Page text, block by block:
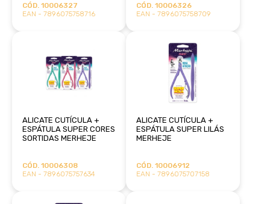
CÓD. 10006327
EAN - 7896075758716
CÓD. 10006326
EAN - 7896075758709
ALICATE CUTÍCULA +
ESPÁTULA SUPER CORES
SORTIDAS MERHEJE
CÓD. 10006308
EAN - 7896075757634
ALICATE CUTÍCULA +
ESPÁTULA SUPER LILÁS
MERHEJE
CÓD. 10006912
EAN - 7896075707158